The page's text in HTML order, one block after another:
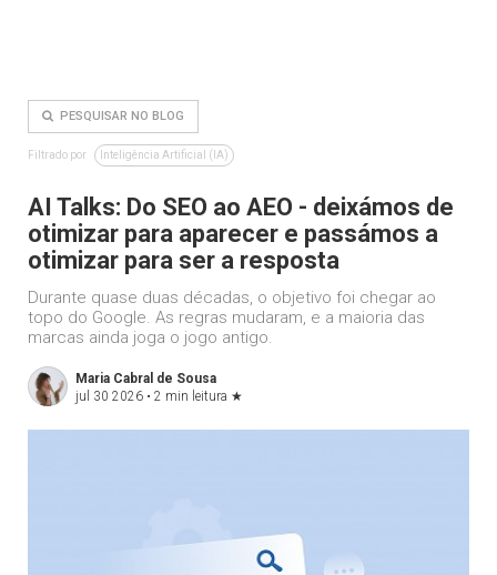
PESQUISAR NO BLOG
Filtrado por Inteligência Artificial (IA)
AI Talks: Do SEO ao AEO - deixámos de
otimizar para aparecer e passámos a
otimizar para ser a resposta
Durante quase duas décadas, o objetivo foi chegar ao
topo do Google. As regras mudaram, e a maioria das
marcas ainda joga o jogo antigo.
Maria Cabral de Sousa
jul 30 2026 • 2 min leitura ★